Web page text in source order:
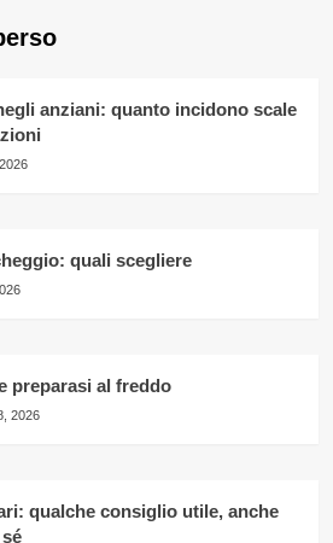
anziani: quanto incidono scale
quali scegliere
preparasi al freddo
2026
qualche consiglio utile, anche